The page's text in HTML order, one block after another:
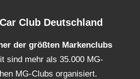
Club Deutschland
der größten Markenclubs
sind mehr als 35.000 MG-
MG-Clubs organisiert.